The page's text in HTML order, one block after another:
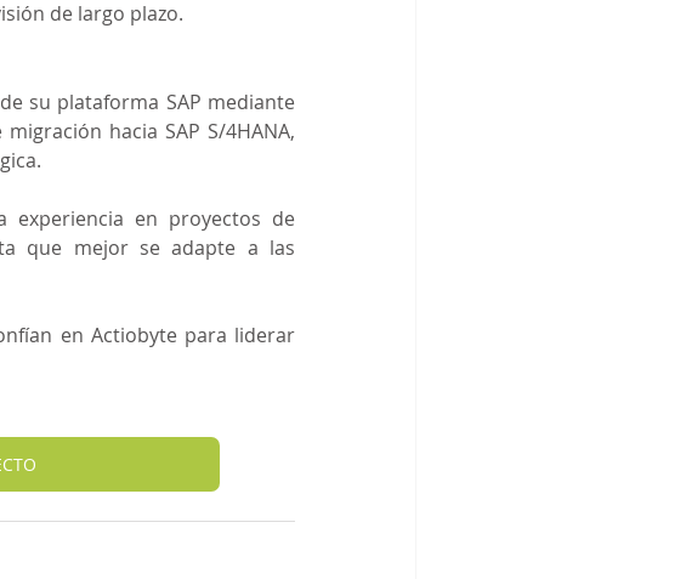
de largo plazo.
su plataforma SAP mediante
hacia SAP S/4HANA,
experiencia en proyectos de
que mejor se adapte a las
en Actiobyte para liderar